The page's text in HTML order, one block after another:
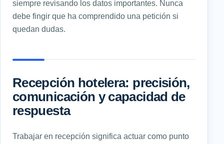
siempre revisando los datos importantes. Nunca
debe fingir que ha comprendido una petición si
quedan dudas.
Recepción hotelera: precisión,
comunicación y capacidad de
respuesta
Trabajar en recepción significa actuar como punto